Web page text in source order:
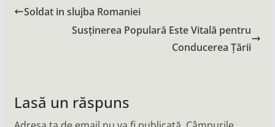
Soldat in slujba Romaniei
Susținerea Populară Este Vitală pentru
Conducerea Țării
Lasă un răspuns